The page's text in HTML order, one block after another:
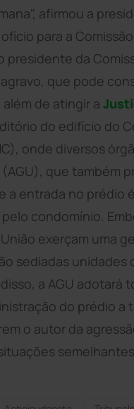
afirmou a
para a
presidente da
que pode
de atingir a
do edifício do
onde diversos
que também
a entrada no
condomínio.
exerçam uma
sediadas unidades
a AGU
do prédio a
o autor da